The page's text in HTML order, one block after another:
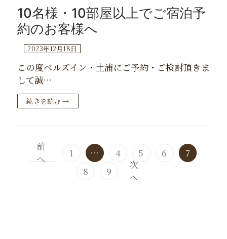
10名様・10部屋以上でご宿泊予
約のお客様へ
2023年12月18日
この度ベルズイン・土浦にご予約・ご検討頂きま
して誠…
続きを読む →
前
へ
1 … 4 5 6
7
8
9
次
へ